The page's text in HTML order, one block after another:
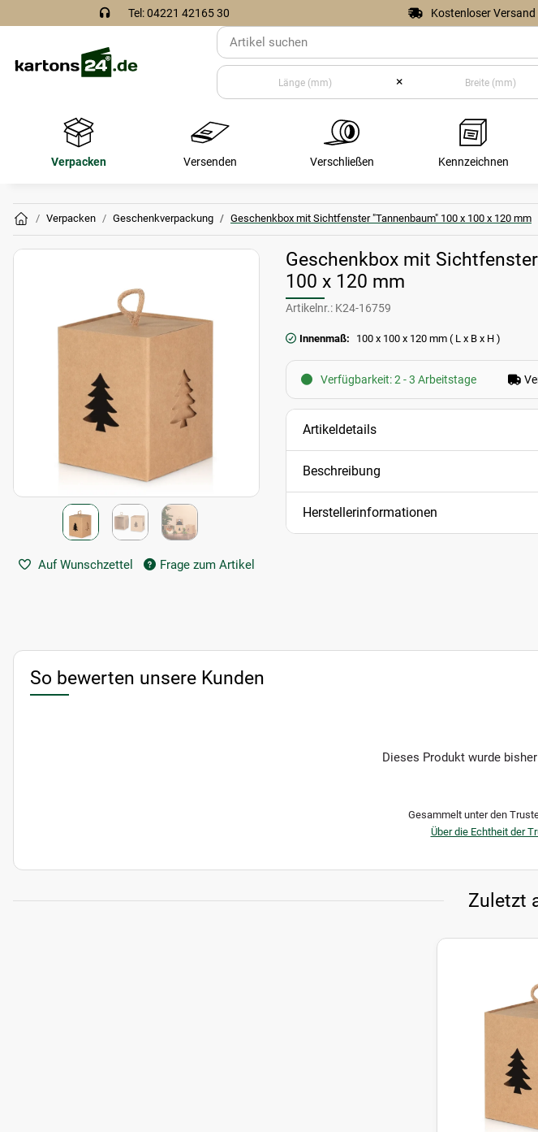
Tel: 04221 42165 30 Kostenloser
×
Verpacken Versenden Verschließen Kennzeichnen
Verpacken Geschenkverpackung Geschenkbox mit Sichtfenster "Tannenbaum" 100 x 100 x 120 mm
Auf Wunschzettel Frage zum Artikel
Geschenkbox mit
100 x 120 mm
Artikelnr.: K24-16759
Innenmaß: 100 x 100 x 120 mm ( L x B x H )
Verfügbarkeit: 2 - 3 Arbeitstage
Artikeldetails
Beschreibung
Herstellerinformationen
So bewerten unsere Kunden
Dieses Produkt wurde
Gesammelt unter den
Über die Echtheit der
Zuletzt